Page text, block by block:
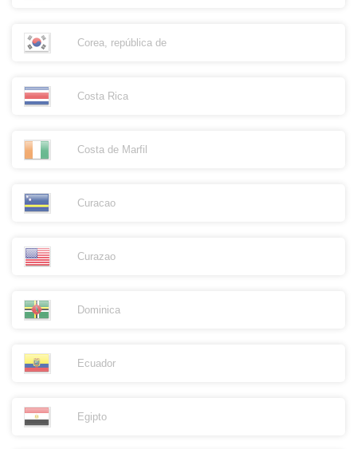
Corea, república de
Costa Rica
Costa de Marfil
Curacao
Curazao
Dominica
Ecuador
Egipto